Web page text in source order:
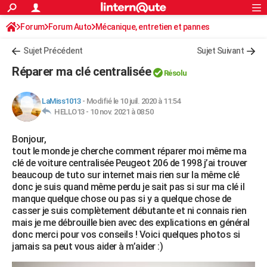
ACTUALITÉS
Politique
Société
Faits Divers
Education
Monde
Villes
+
Retraite
Impôts
Epargne
Immobilier
Risques naturels par ville
Banque
Assurance
Crédit
AUTO
HIGH-TECH
Mobiles
Meilleur smartphone
Internet
Ordinateurs
Jeux vidéo
Guide high-tech
+BRICOLAGE
Forum
Aménagement intérieur
Extérieur
Cuisine
Salle de bains
Jardinage
Rangement
WEEK-END
Guides de France
Escapades
Patrimoine
Expositions
Musées
Week-end nature
LIFESTYLE
Art de vivre
Bien-être
Loisirs
ModeModes de vie
SANTE
Alimentation
Guide de la santé
Maladies
Médicaments
Sommeil
Rechercher
S'inscrire
Connexion
Forum Forum Auto Mécanique, entretien et pannes
Sujet Précédent Sujet Suivant
Réparer ma clé centralisée Résolu
LaMiss1013- Modifié le 10 juil. 2020 à 11:54
HELLO13 - 10 nov. 2021 à 08:50
Bonjour,
tout le monde je cherche comment réparer moi même ma
clé de voiture centralisée Peugeot 206 de 1998 j’ai trouver
beaucoup de tuto sur internet mais rien sur la même clé
donc je suis quand même perdu je sait pas si sur ma clé il
manque quelque chose ou pas si y a quelque chose de
casser je suis complètement débutante et ni connais rien
mais je me débrouille bien avec des explications en général
donc merci pour vos conseils ! Voici quelques photos si
jamais sa peut vous aider à m’aider :)